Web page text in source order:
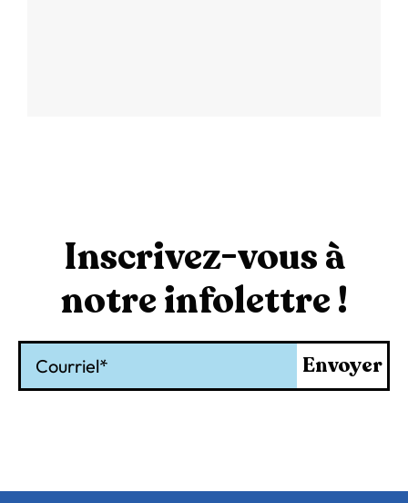
Inscrivez-vous à
notre infolettre !
Envoyer